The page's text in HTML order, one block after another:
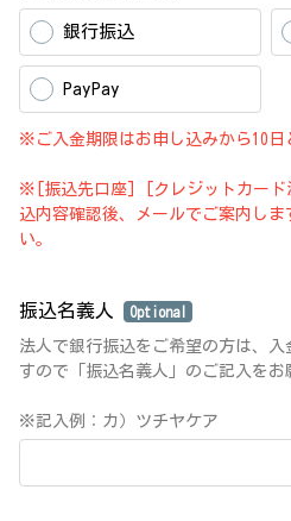
銀行振込
PayPay
※ご入金期限はお申し込みから10日
※[振込先口座] [クレジットカード
込内容確認後、メールでご案内し
い。
振込名義人 Optional
法人で銀行振込をご希望の方は、
すので「振込名義人」のご記入をお
※記入例：カ）ツチヤケア